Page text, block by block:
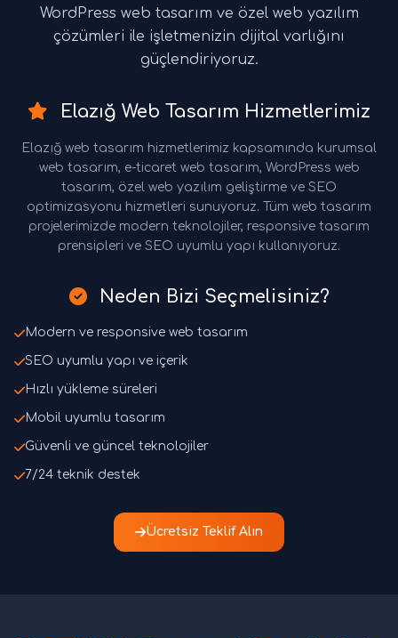
WordPress web tasarım ve özel web yazılım
çözümleri ile işletmenizin dijital varlığını
güçlendiriyoruz.
Elazığ Web Tasarım Hizmetlerimiz
Elazığ web tasarım hizmetlerimiz kapsamında kurumsal
web tasarım, e-ticaret web tasarım, WordPress web
tasarım, özel web yazılım geliştirme ve SEO
optimizasyonu hizmetleri sunuyoruz. Tüm web tasarım
projelerimizde modern teknolojiler, responsive tasarım
prensipleri ve SEO uyumlu yapı kullanıyoruz.
Neden Bizi Seçmelisiniz?
Modern ve responsive web tasarım
SEO uyumlu yapı ve içerik
Hızlı yükleme süreleri
Mobil uyumlu tasarım
Güvenli ve güncel teknolojiler
7/24 teknik destek
Ücretsiz Teklif Alın